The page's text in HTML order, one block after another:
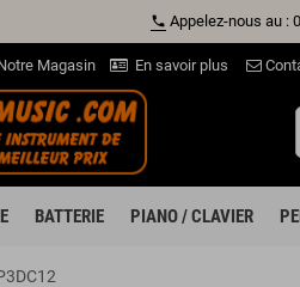
phone Appelez-nous au :
Magasin En savoir plus
BATTERIE PIANO / CLAVIER